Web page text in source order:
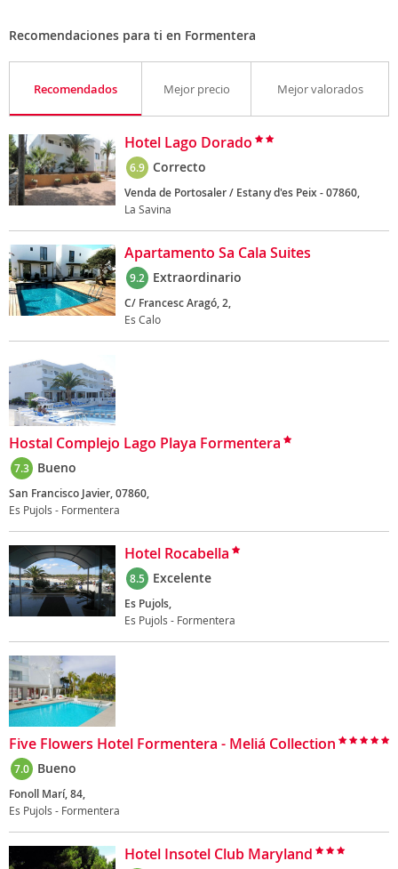
Recomendaciones para ti en Formentera
Recomendados Mejor precio Mejor valorados
Hotel Lago Dorado
6.9 Correcto
Venda de Portosaler / Estany d'es Peix - 07860,
La Savina
Apartamento Sa Cala Suites
9.2 Extraordinario
C/ Francesc Aragó, 2,
Es Calo
Hostal Complejo Lago Playa Formentera
7.3 Bueno
San Francisco Javier, 07860,
Es Pujols - Formentera
Hotel Rocabella
8.5 Excelente
Es Pujols,
Es Pujols - Formentera
Five Flowers Hotel Formentera - Meliá Collection
7.0 Bueno
Fonoll Marí, 84,
Es Pujols - Formentera
Hotel Insotel Club Maryland